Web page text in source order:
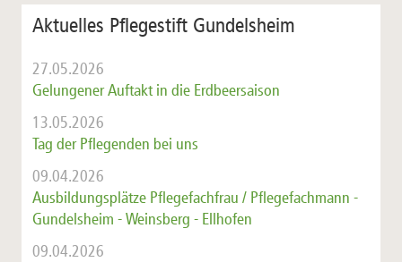
Aktuelles Pflegestift Gundelsheim
27.05.2026
Gelungener Auftakt in die Erdbeersaison
13.05.2026
Tag der Pflegenden bei uns
09.04.2026
Ausbildungsplätze Pflegefachfrau / Pflegefachmann -
Gundelsheim - Weinsberg - Ellhofen
09.04.2026